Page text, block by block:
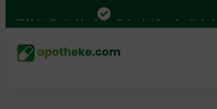
Mal in Deutschland Online bei Ihrer Apotheke
Herz, Kreislauf & Stoffwechsel